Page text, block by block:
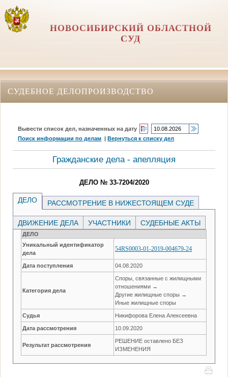
НОВОСИБИРСКИЙ ОБЛАСТНОЙ
СУД
СУДЕБНОЕ ДЕЛОПРОИЗВОДСТВО
Вывести список дел, назначенных на дату
Поиск информации по делам |Вернуться к списку дел
Гражданские дела - апелляция
ДЕЛО № 33-7204/2020
ДЕЛО РАССМОТРЕНИЕ В НИЖЕСТОЯЩЕМ СУДЕ
ДВИЖЕНИЕ ДЕЛА УЧАСТНИКИ СУДЕБНЫЕ АКТЫ
ДЕЛО
Уникальный идентификатор
дела
54RS0003-01-2019-004679-24
Дата поступления 04.08.2020
Категория дела
Споры, связанные с жилищными
отношениями →
Другие жилищные споры →
Иные жилищные споры
Судья Никифорова Елена Алексеевна
Дата рассмотрения 10.09.2020
Результат рассмотрения
РЕШЕНИЕ оставлено БЕЗ
ИЗМЕНЕНИЯ